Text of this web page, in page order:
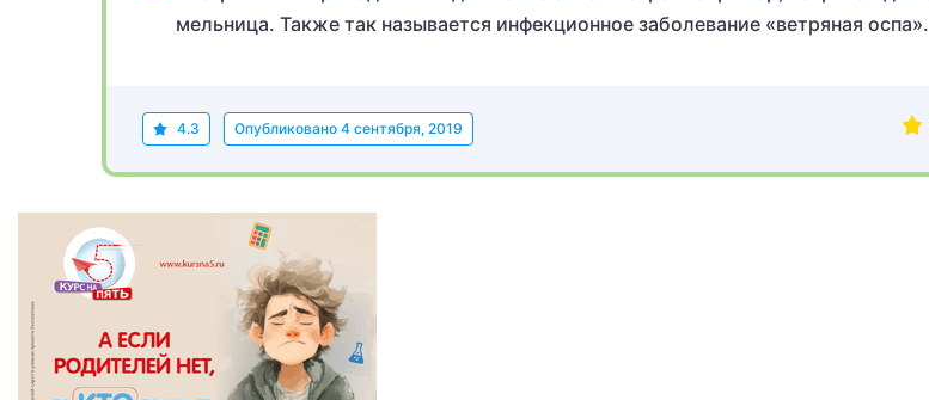
мельница. Также так называется инфекционное заболевание «ветряная оспа».
4.3 Опубликовано 4 сентября, 2019